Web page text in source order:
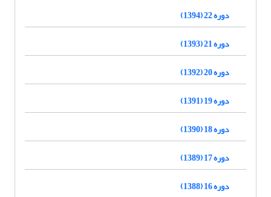
دوره 22 (1394)
دوره 21 (1393)
دوره 20 (1392)
دوره 19 (1391)
دوره 18 (1390)
دوره 17 (1389)
دوره 16 (1388)